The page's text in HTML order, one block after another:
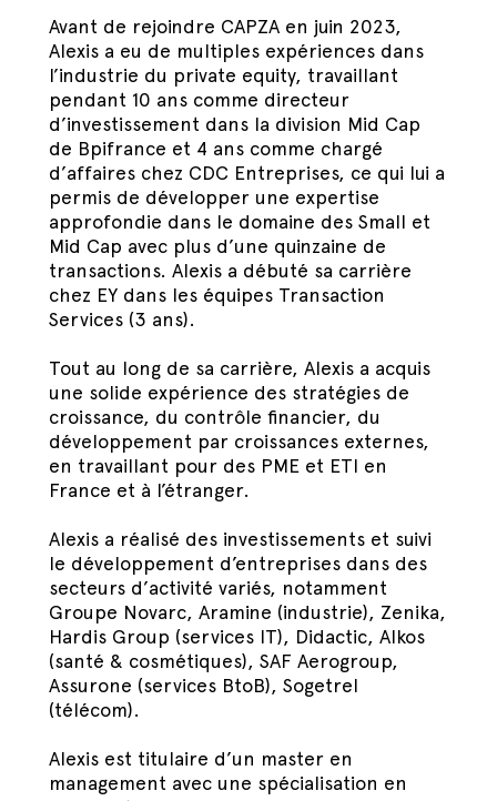
Avant de rejoindre CAPZA en juin 2023,
Alexis a eu de multiples expériences dans
l’industrie du private equity, travaillant
pendant 10 ans comme directeur
d’investissement dans la division Mid Cap
de Bpifrance et 4 ans comme chargé
d’affaires chez CDC Entreprises, ce qui lui a
permis de développer une expertise
approfondie dans le domaine des Small et
Mid Cap avec plus d’une quinzaine de
transactions. Alexis a débuté sa carrière
chez EY dans les équipes Transaction
Services (3 ans).
Tout au long de sa carrière, Alexis a acquis
une solide expérience des stratégies de
croissance, du contrôle financier, du
développement par croissances externes,
en travaillant pour des PME et ETI en
France et à l’étranger.
Alexis a réalisé des investissements et suivi
le développement d’entreprises dans des
secteurs d’activité variés, notamment
Groupe Novarc, Aramine (industrie), Zenika,
Hardis Group (services IT), Didactic, Alkos
(santé & cosmétiques), SAF Aerogroup,
Assurone (services BtoB), Sogetrel
(télécom).
Alexis est titulaire d’un master en
management avec une spécialisation en